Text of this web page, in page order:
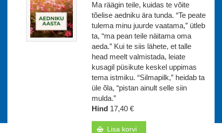
Ma räägin teile, kuidas te võite
tõelise aedniku ära tunda. “Te peate
tulema minu juurde vaatama,” ütleb
ta, “ma pean teile näitama oma
aeda.” Kui te siis lähete, et talle
head meelt valmistada, leiate
kusagil püsikute keskel uppimas
tema istmiku. “Silmapilk,” heidab ta
üle õla, “pistan ainult selle siin
mulda.”
Hind 17,40 €
Lisa korvi